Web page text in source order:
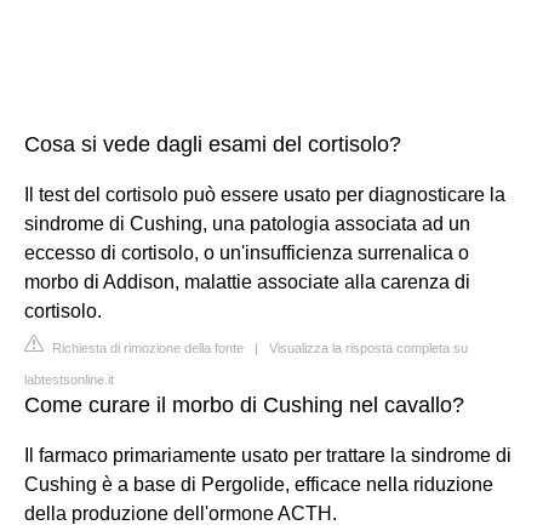
Cosa si vede dagli esami del cortisolo?
Il test del cortisolo può essere usato per diagnosticare la
sindrome di Cushing, una patologia associata ad un
eccesso di cortisolo, o un'insufficienza surrenalica o
morbo di Addison, malattie associate alla carenza di
cortisolo.
Richiesta di rimozione della fonte | Visualizza la risposta completa su
labtestsonline.it
Come curare il morbo di Cushing nel cavallo?
Il farmaco primariamente usato per trattare la sindrome di
Cushing è a base di Pergolide, efficace nella riduzione
della produzione dell'ormone ACTH.